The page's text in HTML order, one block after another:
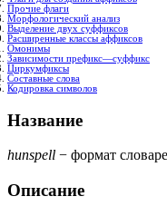
Прочие флаги
Морфологический анализ
Выделение двух суффиксов
Расширенные классы аффиксов
Омонимы
Зависимости префикс—суффикс
Циркумфиксы
Составные слова
Кодировка символов
Название
hunspell − формат
Описание